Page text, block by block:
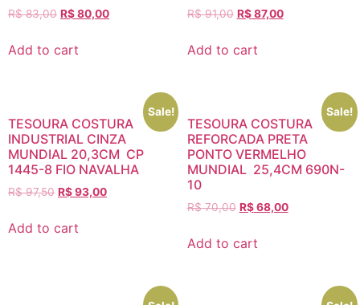
R$83,00 R$80,00
Add to cart
R$91,00 R$87,00
Add to cart
Sale!
TESOURA COSTURA
INDUSTRIAL CINZA
MUNDIAL 20,3CM CP
1445-8 FIO NAVALHA
R$97,50 R$93,00
Add to cart
Sale!
TESOURA COSTURA
REFORCADA PRETA
PONTO VERMELHO
MUNDIAL 25,4CM 690N-
10
R$70,00 R$68,00
Add to cart